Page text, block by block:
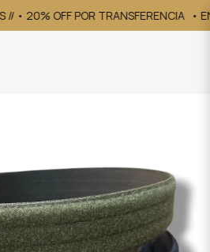
• 20% OFF POR TRANSFERENCIA •